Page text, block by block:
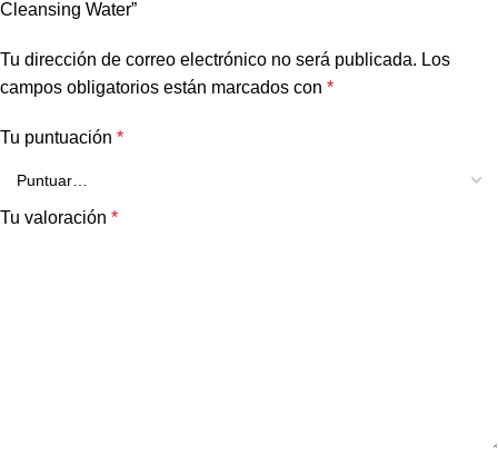
Cleansing Water”
Tu dirección de correo electrónico no será publicada. Los
campos obligatorios están marcados con *
Tu puntuación *
Tu valoración *